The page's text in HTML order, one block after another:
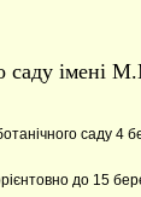
саду
саду 4
до 15